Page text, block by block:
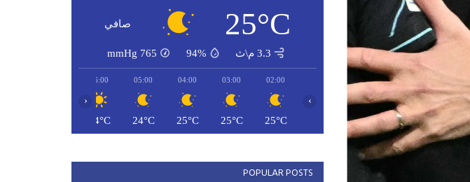
25°C صافي
3.3 م\ث 94%
765
mmHg
02:00
25°C
03:00
25°C
04:00
25°C
05:00
24°C
06:00
24°C
‹ ›
POPULAR POSTS